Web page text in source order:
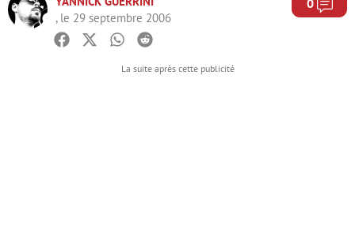
, le 29 septembre 2006
0
Facebook
TwitterWhatsapp
Reddit